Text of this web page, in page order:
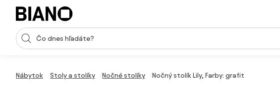
Preskočiť navigáciu, prejsť na obsah
Vstup pre vyhľadávanie
Nábytok Stoly a stolíky Nočné stolíky Nočný stolík Lily, Farby: grafit